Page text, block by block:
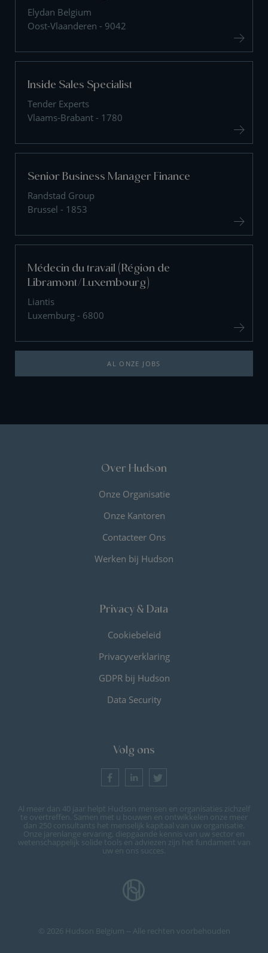
Elydan Belgium
Oost-Vlaanderen - 9042
Inside Sales Specialist
Tender Experts
Vlaams-Brabant - 1780
Senior Business Manager Finance
Randstad Group
Brussel - 1853
Médecin du travail (Région de
Libramont/Luxembourg)
Liantis
Luxemburg - 6800
AL ONZE JOBS
Over Hudson
Onze Organisatie
Onze Kantoren
Contacteer Ons
Werken bij Hudson
Privacy & Data
Cookiebeleid
Privacyverklaring
GDPR bij Hudson
Data Security
Volg ons
Al meer dan 40 jaar helpt Hudson mensen en organisaties zichzelf
te overtreffen. Samen met u bouwen en ontwikkelen onze meer
dan 250 consultants het menselijk kapitaal van uw organisatie.
Onze jarenlange ervaring, diepgaande kennis van uw sector en
wetenschappelijk solide tools en adviezen zijn het fundament van
uw en ons succes.
© 2026 Hudson Belgium -- Alle rechten voorbehouden